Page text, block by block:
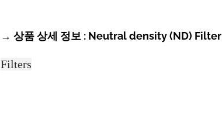
→ 상품 상세 정보 : Neutral density (ND) Filter
Filters